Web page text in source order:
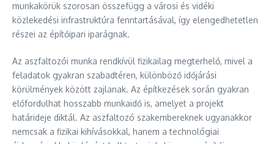
munkakörük szorosan összefügg a városi és vidéki
közlekedési infrastruktúra fenntartásával, így elengedhetetlen
részei az építőipari iparágnak.
Az aszfaltozói munka rendkívül fizikailag megterhelő, mivel a
feladatok gyakran szabadtéren, különböző időjárási
körülmények között zajlanak. Az építkezések során gyakran
előfordulhat hosszabb munkaidő is, amelyet a projekt
határideje diktál. Az aszfaltozó szakembereknek ugyanakkor
nemcsak a fizikai kihívásokkal, hanem a technológiai